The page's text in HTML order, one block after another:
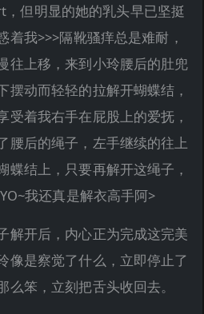
但明显的她的乳头早已坚挺
着我>>>隔靴骚痒总是难耐，
往上移，来到小玲腰后的肚兜
摆动而轻轻的拉解开蝴蝶结，
受着我右手在屁股上的爱抚，
腰后的绳子，左手继续的往上
蝶结上，只要再解开这绳子，
我还真是解衣高手阿>
解开后，内心正为完成这完美
像是察觉了什么，立即停止了
么笨，立刻把舌头收回去。